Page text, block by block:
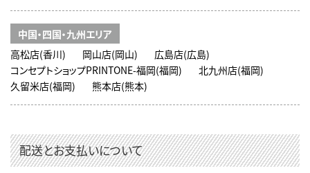
中国・四国・九州エリア
高松店(香川)
岡山店(岡山)
広島店(広島)
コンセプトショップPRINTONE-福岡(福岡)
北九州店(福岡)
久留米店(福岡)
熊本店(熊本)
配送とお支払いについて